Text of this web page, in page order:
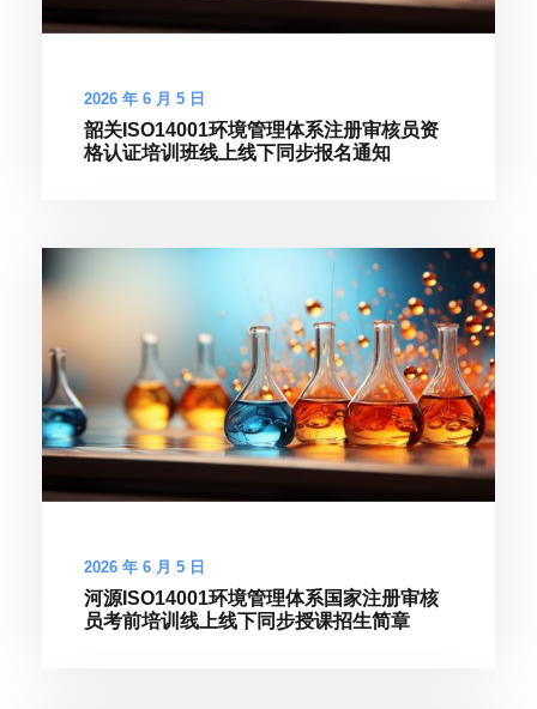
2026 年 6 月 5 日
韶关ISO14001环境管理体系注册审核员资
格认证培训班线上线下同步报名通知
2026 年 6 月 5 日
河源ISO14001环境管理体系国家注册审核
员考前培训线上线下同步授课招生简章